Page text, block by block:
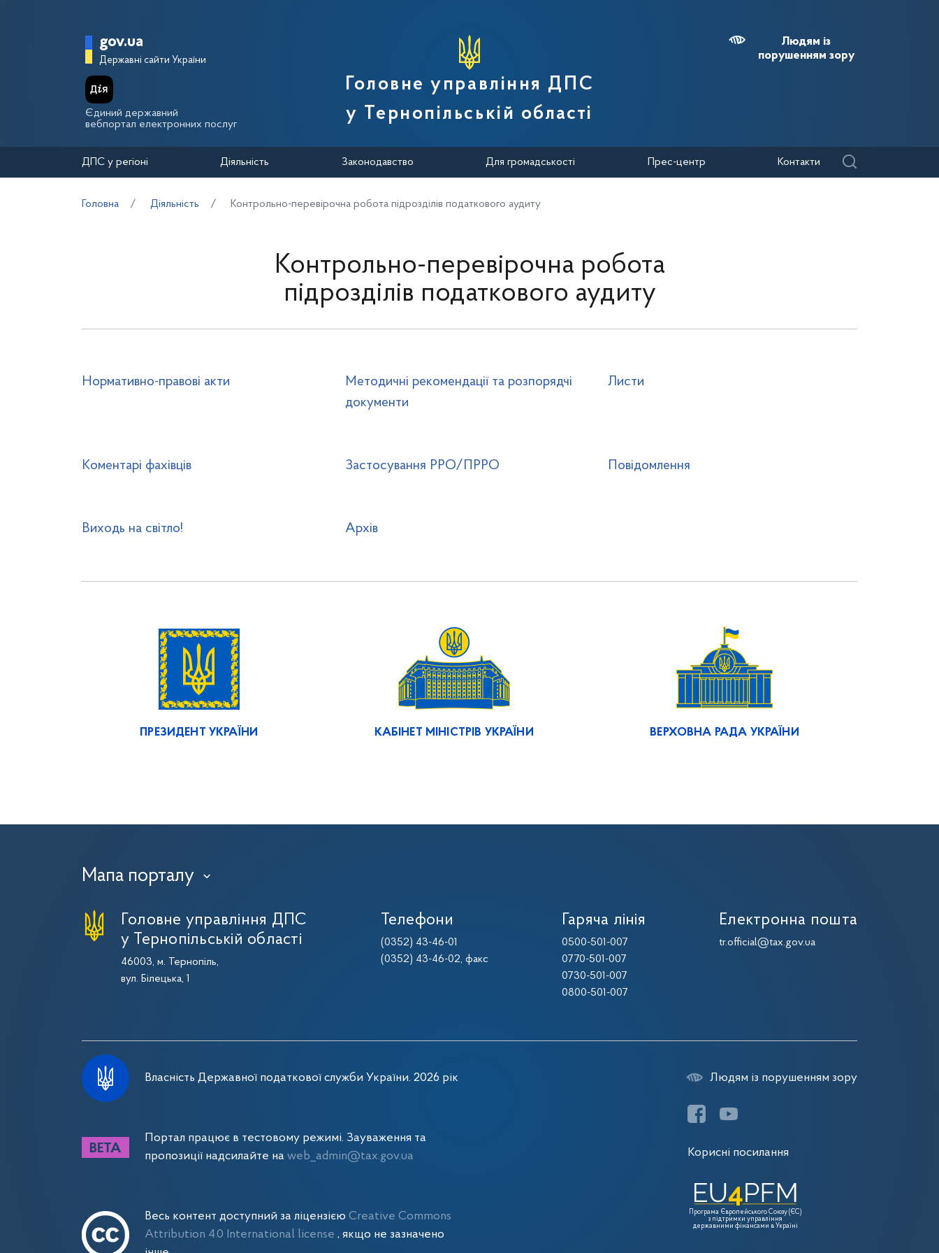
Головна сторінка Державної податкової служби України
gov.ua
Державні сайти України
Єдиний державний
вебпортал електронних послуг
Головне управління ДПС
у Тернопільській області
Людям із
порушенням зору
ДПС у регіоні Діяльність Законодавство Для громадськості Прес-центр Контакти
Головна Діяльність Контрольно-перевірочна робота підрозділів податкового аудиту
Контрольно-перевірочна робота
підрозділів податкового аудиту
Нормативно-правові акти
Методичні рекомендації та розпорядчі
документи
Листи
Коментарі фахівців Застосування РРО/ПРРО Повідомлення
Виходь на світло! Архів
ПРЕЗИДЕНТ УКРАЇНИ КАБІНЕТ МІНІСТРІВ УКРАЇНИ ВЕРХОВНА РАДА УКРАЇНИ
Мапа порталу ›
Головне управління ДПС
у Тернопільській області
46003, м. Тернопіль,
вул. Білецька, 1
Телефони
(0352) 43-46-01
(0352) 43-46-02, факс
Гаряча лінія
0500-501-007
0770-501-007
0730-501-007
0800-501-007
Електронна пошта
tr.official@tax.gov.ua
Власність Державної податкової служби України. 2026 рік
Портал працює в тестовому режимі. Зауваження та
пропозиції надсилайте на web_admin@tax.gov.ua
Весь контент доступний за ліцензією Creative Commons
Attribution 4.0 International license , якщо не зазначено
Людям із порушенням зору
Корисні посилання
Програма Європейського Союзу (ЄС)
з підтримки управління
державними фінансами в Україні